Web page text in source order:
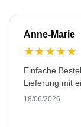
Anne-Marie
★★★★★
Einfache
Lieferung mit
18/06/2026